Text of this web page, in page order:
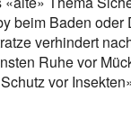
beim Baden oder
verhindert
Ruhe vor
vor